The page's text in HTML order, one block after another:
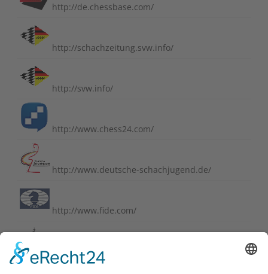
http://de.chessbase.com/
http://schachzeitung.svw.info/
http://svw.info/
http://www.chess24.com/
http://www.deutsche-schachjugend.de/
http://www.fide.com/
http://www.schachbund.de/